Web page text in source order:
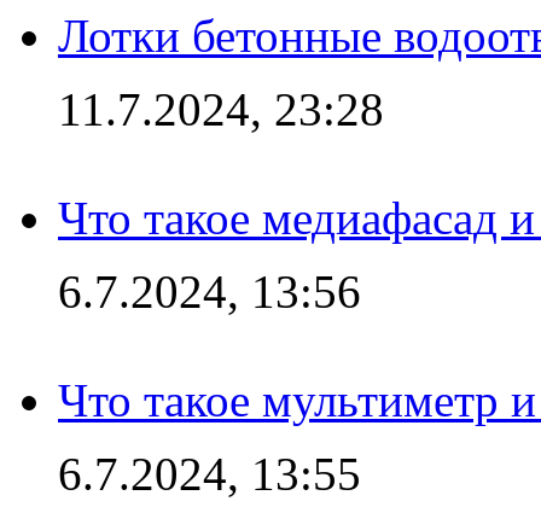
Лотки бетонные
11.7.2024, 23:28
Что такое медиафасад
6.7.2024, 13:56
Что такое мультиметр
6.7.2024, 13:55